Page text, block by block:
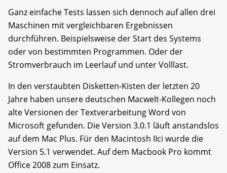
Ganz einfache Tests lassen sich dennoch auf allen drei
Maschinen mit vergleichbaren Ergebnissen
durchführen. Beispielsweise der Start des Systems
oder von bestimmten Programmen. Oder der
Stromverbrauch im Leerlauf und unter Volllast.
In den verstaubten Disketten-Kisten der letzten 20
Jahre haben unsere deutschen Macwelt-Kollegen noch
alte Versionen der Textverarbeitung Word von
Microsoft gefunden. Die Version 3.0.1 läuft anstandslos
auf dem Mac Plus. Für den Macintosh IIci wurde die
Version 5.1 verwendet. Auf dem Macbook Pro kommt
Office 2008 zum Einsatz.